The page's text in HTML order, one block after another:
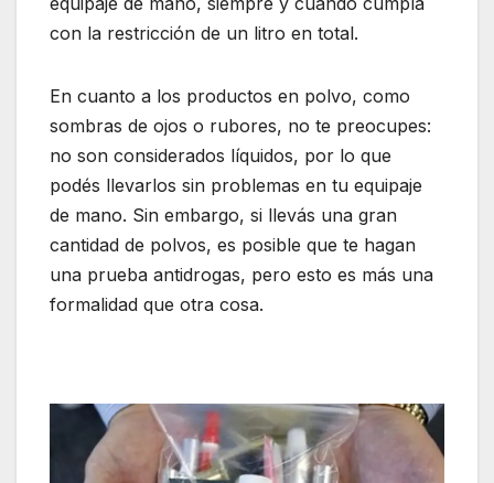
con la restricción de un litro en total.
En cuanto a los productos en polvo, como
sombras de ojos o rubores, no te preocupes:
no son considerados líquidos, por lo que
podés llevarlos sin problemas en tu equipaje
de mano. Sin embargo, si llevás una gran
cantidad de polvos, es posible que te hagan
una prueba antidrogas, pero esto es más una
formalidad que otra cosa.